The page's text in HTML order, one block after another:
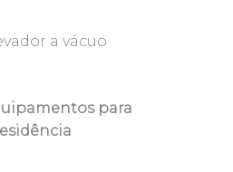
a vácuo
para